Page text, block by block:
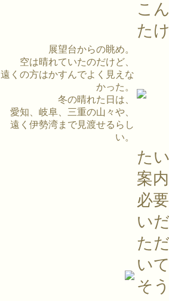
こ
た
展望台からの眺め。
空は晴れていたのだけど、
遠くの方はかすんでよく見えな
かった。
冬の晴れた日は、
愛知、岐阜、三重の山々や、
遠く伊勢湾まで見渡せるらし
い。
た
案
必
い
た
い
そ